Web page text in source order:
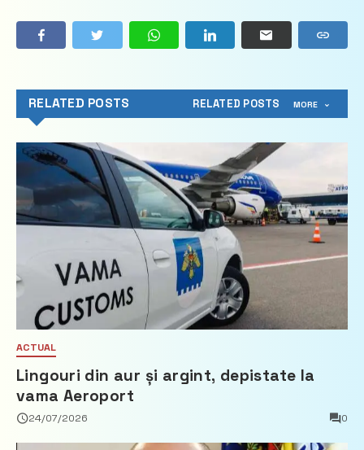
RELATED POSTS RELATED POSTS MORE
ACTUAL
Lingouri din aur și argint, depistate la
vama Aeroport
24/07/2026 0